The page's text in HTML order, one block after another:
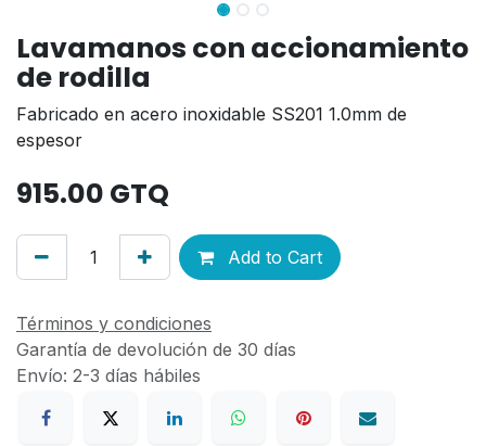
Lavamanos con accionamiento
de rodilla
Fabricado en acero inoxidable SS201 1.0mm de
espesor
915.00 GTQ
Add to Cart
Términos y condiciones
Garantía de devolución de 30 días
Envío: 2-3 días hábiles